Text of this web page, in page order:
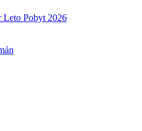
Leto Pobyt 2026